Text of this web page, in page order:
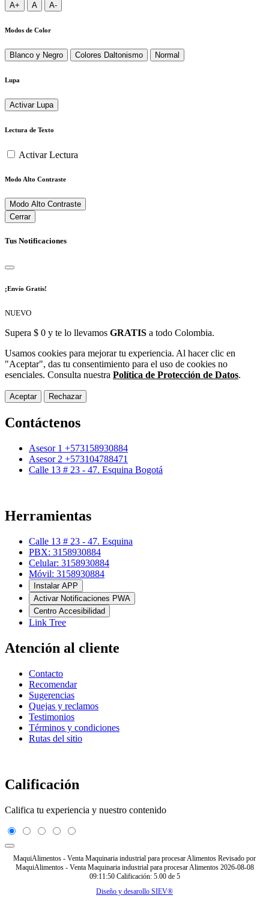
A+ A A-
Modos de Color
Blanco y Negro Colores Daltonismo Normal
Lupa
Activar Lupa
Lectura de Texto
Activar Lectura
Modo Alto Contraste
Modo Alto Contraste
Cerrar
Tus Notificaciones
¡Envío Gratis!
NUEVO
Supera $ 0 y te lo llevamos GRATIS a todo Colombia.
Usamos cookies para mejorar tu experiencia. Al hacer clic en
"Aceptar", das tu consentimiento para el uso de cookies no
esenciales. Consulta nuestra Política de Protección de Datos.
Aceptar Rechazar
Contáctenos
Asesor 1 +573158930884
Asesor 2 +573104788471
Calle 13 # 23 - 47. Esquina Bogotá
Herramientas
Calle 13 # 23 - 47. Esquina
PBX: 3158930884
Celular: 3158930884
Móvil: 3158930884
Instalar APP
Activar Notificaciones PWA
Centro Accesibilidad
Link Tree
Atención al cliente
Contacto
Recomendar
Sugerencias
Quejas y reclamos
Testimonios
Términos y condiciones
Rutas del sitio
Calificación
Califica tu experiencia y nuestro contenido
MaquiAlimentos - Venta Maquinaria industrial para procesar Alimentos Revisado por
MaquiAlimentos - Venta Maquinaria industrial para procesar Alimentos 2026-08-08
09:11:50 Calificación: 5.00 de 5
Diseño y desarollo SIEV®